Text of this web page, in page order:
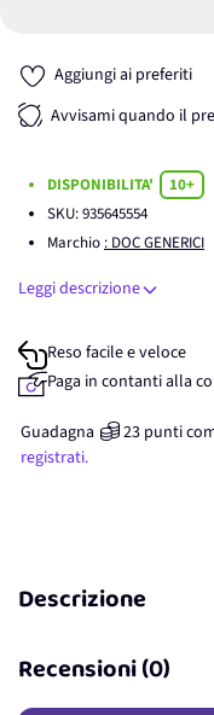
Aggiungi ai preferiti
Avvisami quando il
DISPONIBILITA'
10+
SKU:935645554
Marchio : DOC GENERICI
Leggi descrizione
Reso facile e veloce
Paga in contanti alla
Guadagna 23 punti
registrati.
Descrizione
Recensioni (0)